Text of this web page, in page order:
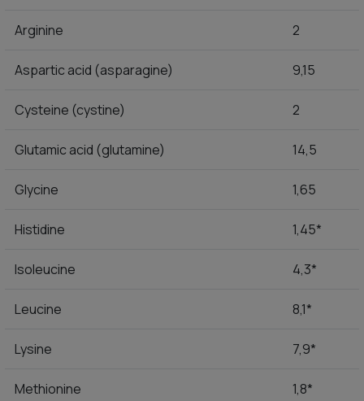
Arginine 2
Aspartic acid (asparagine) 9,15
Cysteine (cystine) 2
Glutamic acid (glutamine) 14,5
Glycine 1,65
Histidine 1,45*
Isoleucine 4,3*
Leucine 8,1*
Lysine 7,9*
Methionine 1,8*